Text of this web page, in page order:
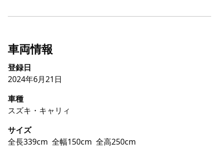
車両情報
登録日
2024年6月21日
車種
スズキ・キャリィ
サイズ
全長339cm 全幅150cm 全高250cm